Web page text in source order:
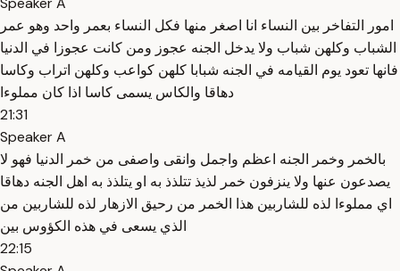
امور التفاخر بين النساء انا اصغر منها فكل النساء بعمر واحد وهو عمر
الشباب وكلهن شباب ولا يدخل الجنه عجوز ومن كانت عجوزا في الدنيا
فانها تعود يوم القيامه في الجنه شبابا كلهن كواعب وكلهن اتراب وكاسا
دهاقا والكاس يسمى كاسا اذا كان مملوءا
21:31
Speaker A
بالخمر وخمر الجنه اعظم واجمل وانقى واصفى من خمر الدنيا فهو لا
يصدعون عنها ولا ينزفون خمر لذيذ تتلذذ به او يتلذذ به اهل الجنه دهاقا
اي مملوءا لذه للشاربين هذا الخمر من رحيق الازهار لذه للشاربين من
الذي يسعى في هذه الكؤوس بين
22:15